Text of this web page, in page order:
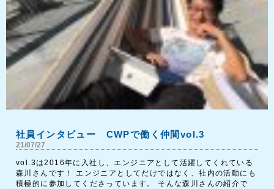
社員インタビュー CWPで働く仲間vol.3
21/07/27
vol.3は2016年に入社し、エンジニアとして活躍してくれている
森川さんです！ エンジニアとしてだけではなく、社内の活動にも
積極的に参加してくださっています。 そんな森川さんの紹介で